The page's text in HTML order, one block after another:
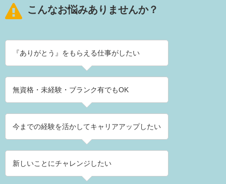
こんなお悩みありませんか？
『ありがとう』をもらえる仕事がしたい
無資格・未経験・ブランク有でもOK
今までの経験を活かしてキャリアアップしたい
新しいことにチャレンジしたい